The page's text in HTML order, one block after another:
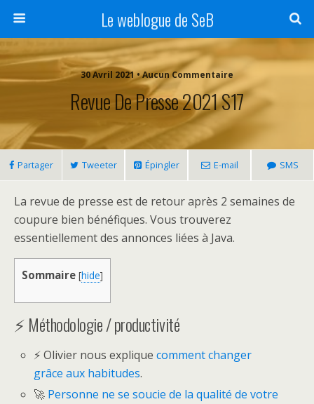
Le weblogue de SeB
30 Avril 2021 • Aucun Commentaire
Revue De Presse 2021 S17
Partager Tweeter Épingler E-mail SMS
La revue de presse est de retour après 2 semaines de
coupure bien bénéfiques. Vous trouverez
essentiellement des annonces liées à Java.
Sommaire [hide]
⚡ Méthodologie / productivité
⚡ Olivier nous expliquecomment changer
grâce aux habitudes.
🚀 Personne ne se soucie de la qualité de votre